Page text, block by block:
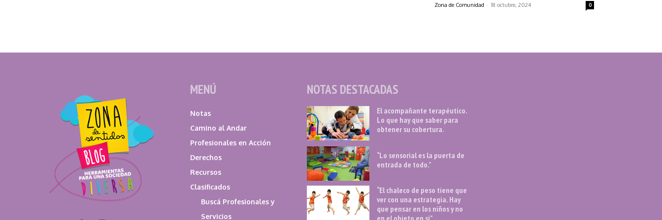
Zona de Comunidad - 18 octubre, 2024 0
MENÚ
Notas
Camino al Andar
Profesionales en Acción
Derechos
Recursos
Clasificados
Buscá Profesionales y
Servicios
NOTAS DESTACADAS
El acompañante terapéutico.
Lo que hay que saber para
obtener su cobertura.
“Lo sensorial es la puerta de
entrada de todo.”
“El chaleco de peso tiene que
ver con una estrategia. Hay
que pensar en los niños y no